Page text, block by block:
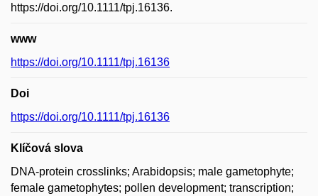
https://doi.org/10.1111/tpj.16136.
www
https://doi.org/10.1111/tpj.16136
Doi
https://doi.org/10.1111/tpj.16136
Klíčová slova
DNA-protein crosslinks; Arabidopsis; male gametophyte;
female gametophytes; pollen development; transcription;